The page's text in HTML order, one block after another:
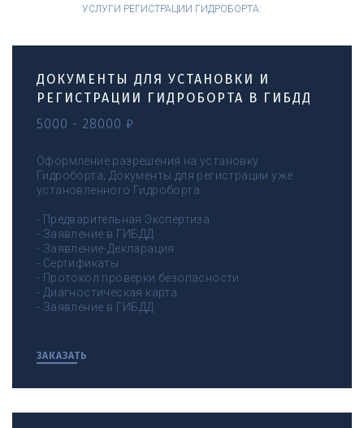
УСЛУГИ РЕГИСТРАЦИИ ГИДРОБОРТА:
ДОКУМЕНТЫ ДЛЯ УСТАНОВКИ И
РЕГИСТРАЦИИ ГИДРОБОРТА В ГИБДД
5000 - 28000 ₽
Оформление разрешения на установку
Гидроборта; Документы для регистрации уже
установленного Гидроборта
- Предварительная Экспертиза
- Заявление в ГИБДД
- Заявление-Декларация
- Сертификаты
- Протокол проверки безопасности
- Диагностическая карта
- Заявление в ГИБДД
ЗАКАЗАТЬ